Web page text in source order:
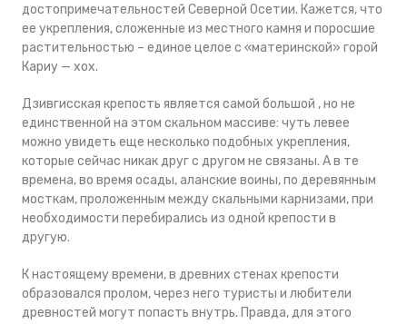
достопримечательностей Северной Осетии. Кажется, что
ее укрепления, сложенные из местного камня и поросшие
растительностью – единое целое с «материнской» горой
Кариу — хох.
Дзивгисская крепость является самой большой , но не
единственной на этом скальном массиве: чуть левее
можно увидеть еще несколько подобных укрепления,
которые сейчас никак друг с другом не связаны. А в те
времена, во время осады, аланские воины, по деревянным
мосткам, проложенным между скальными карнизами, при
необходимости перебирались из одной крепости в
другую.
К настоящему времени, в древних стенах крепости
образовался пролом, через него туристы и любители
древностей могут попасть внутрь. Правда, для этого